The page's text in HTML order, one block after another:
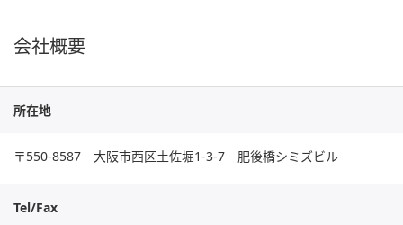
会社概要
所在地
〒550-8587 大阪市西区土佐堀1-3-7 肥後橋シミズビル
Tel/Fax